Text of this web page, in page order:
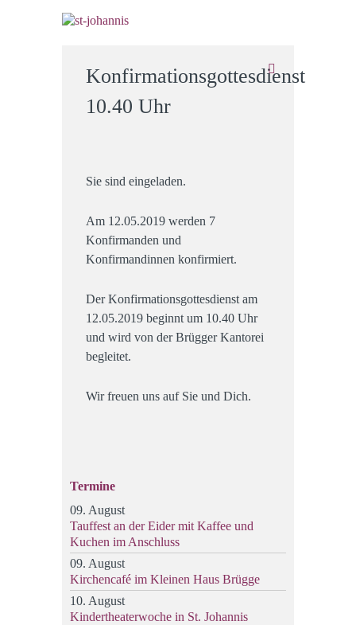
Konfirmationsgottesdienst
10.40 Uhr
Sie sind eingeladen.
Am 12.05.2019 werden 7
Konfirmanden und
Konfirmandinnen konfirmiert.
Der Konfirmationsgottesdienst am
12.05.2019 beginnt um 10.40 Uhr
und wird von der Brügger Kantorei
begleitet.
Wir freuen uns auf Sie und Dich.
Termine
09. August
Tauffest an der Eider mit Kaffee und
Kuchen im Anschluss
09. August
Kirchencafé im Kleinen Haus Brügge
10. August
Kindertheaterwoche in St. Johannis